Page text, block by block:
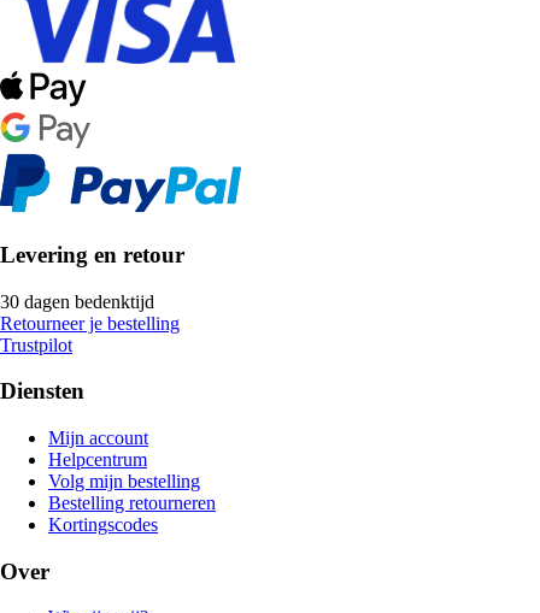
Levering en retour
30 dagen bedenktijd
Retourneer je bestelling
Trustpilot
Diensten
Mijn account
Helpcentrum
Volg mijn bestelling
Bestelling retourneren
Kortingscodes
Over